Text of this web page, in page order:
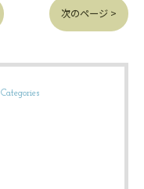
次のページ >
Categories